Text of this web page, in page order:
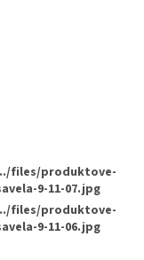
files/produktove-
9-11-07.jpg
files/produktove-
9-11-06.jpg